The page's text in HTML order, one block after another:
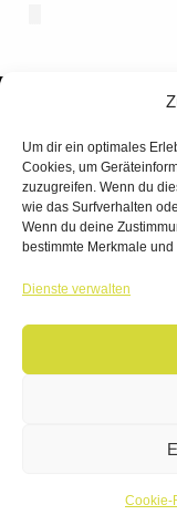
Um dir ein optimales
Cookies, um
zuzugreifen. Wenn du
wie das Surfverhalten
Wenn du deine
bestimmte Merkmale
Dienste verwalten
Cookie-